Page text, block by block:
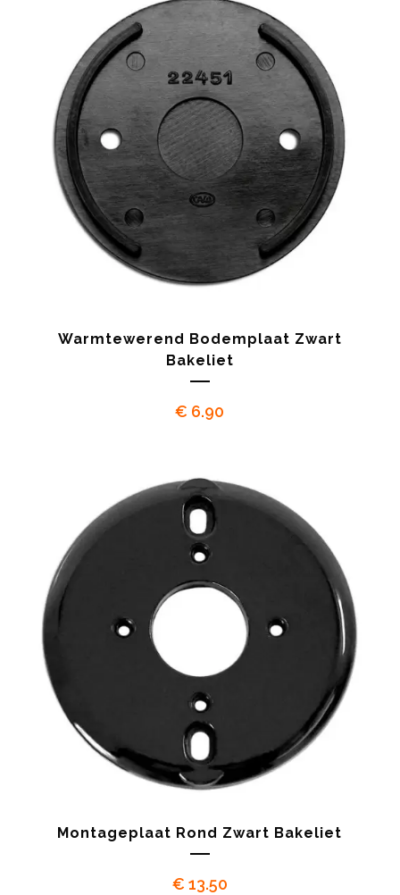
Warmtewerend Bodemplaat Zwart
Bakeliet
€ 6.90
Montageplaat Rond Zwart Bakeliet
€ 13.50